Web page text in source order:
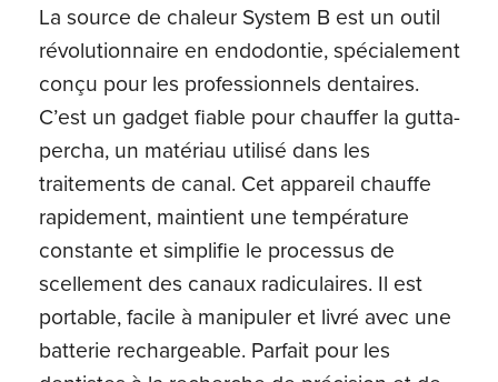
La source de chaleur System B est un outil
révolutionnaire en endodontie, spécialement
conçu pour les professionnels dentaires.
C’est un gadget fiable pour chauffer la gutta-
percha, un matériau utilisé dans les
traitements de canal. Cet appareil chauffe
rapidement, maintient une température
constante et simplifie le processus de
scellement des canaux radiculaires. Il est
portable, facile à manipuler et livré avec une
batterie rechargeable. Parfait pour les